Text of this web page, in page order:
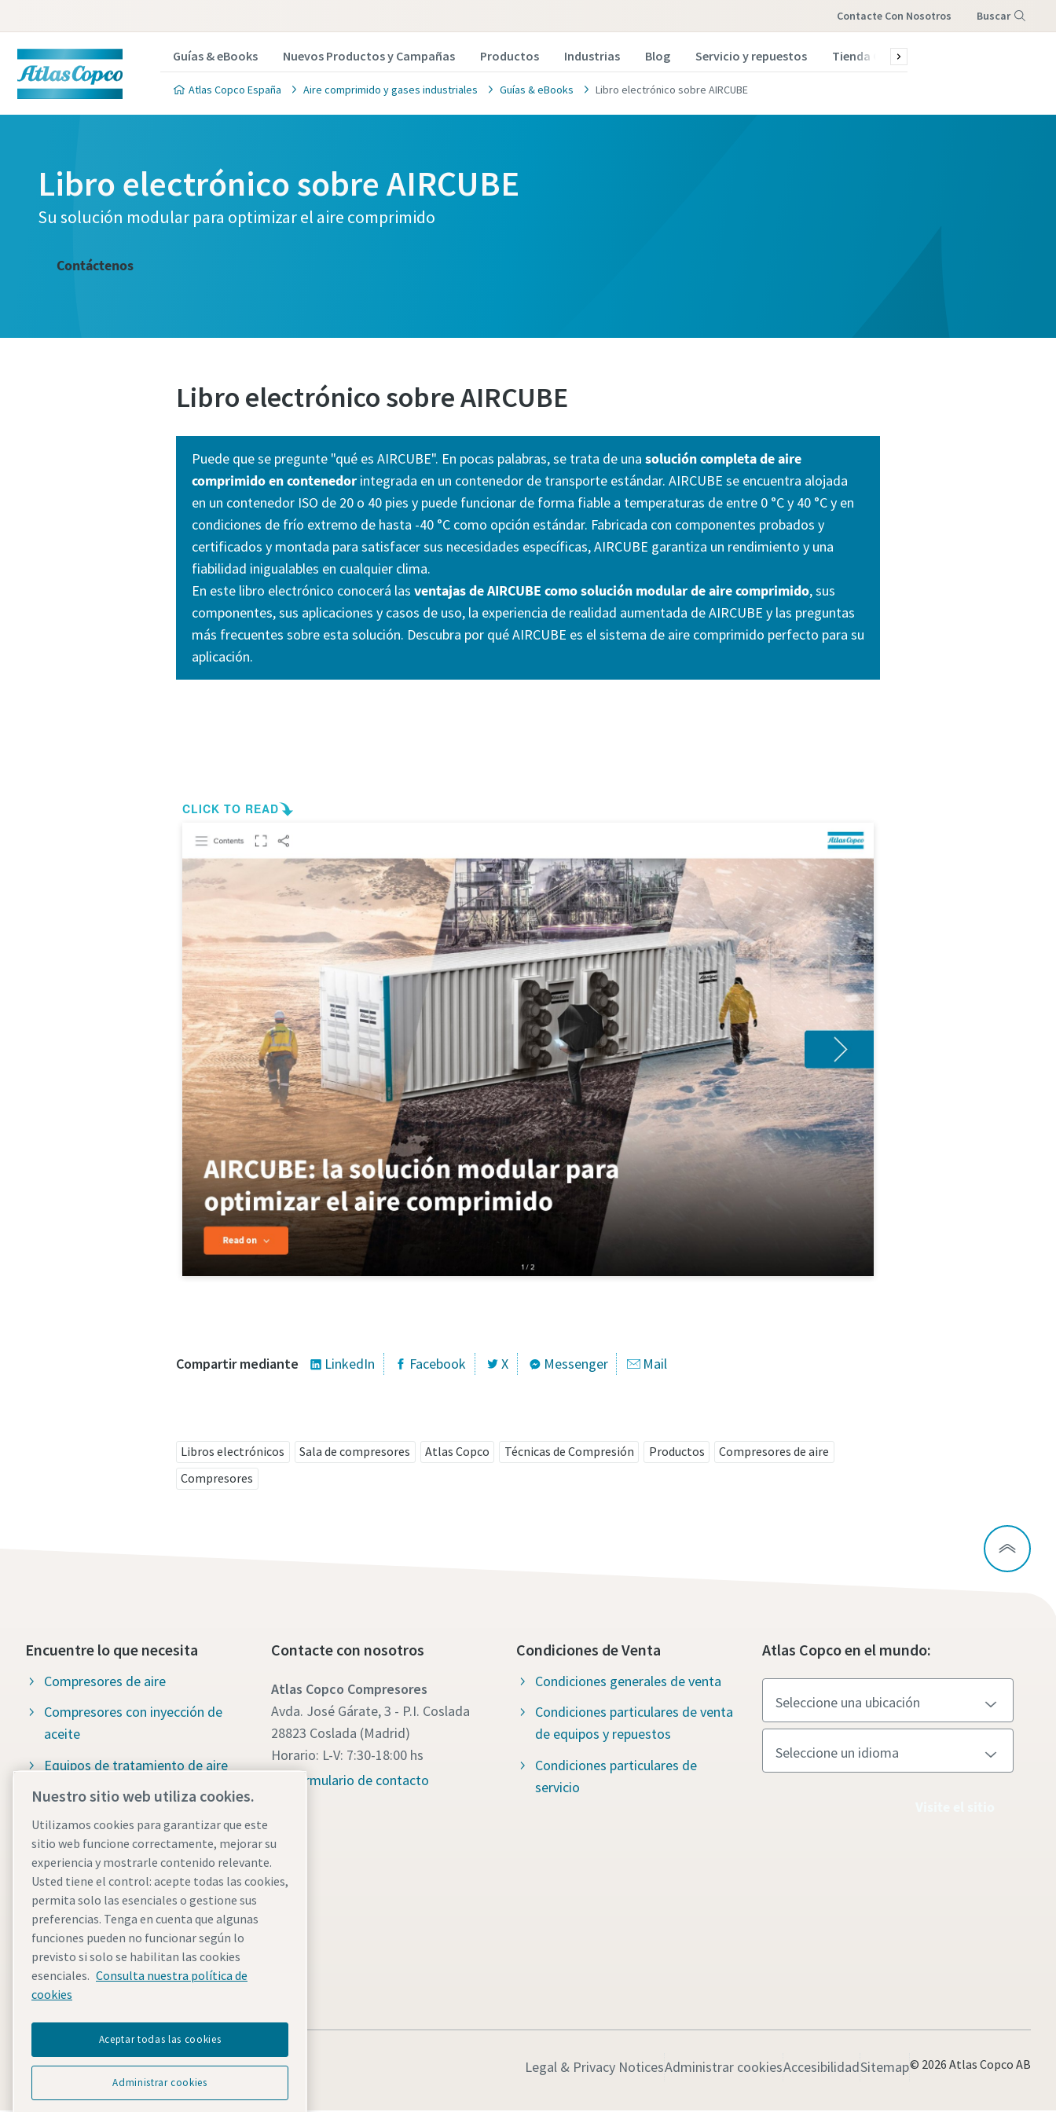
Contacte Con Nosotros Buscar
Guías & eBooks Nuevos Productos y Campañas Productos Industrias Blog Servicio y repuestos Tienda Online
Atlas Copco España Aire comprimido y gases industriales Guías & eBooks Libro electrónico sobre AIRCUBE
Libro electrónico sobre AIRCUBE
Su solución modular para optimizar el aire comprimido
Contáctenos
Libro electrónico sobre AIRCUBE
Puede que se pregunte "qué es AIRCUBE". En pocas palabras, se trata de una solución completa de aire
comprimido en contenedor integrada en un contenedor de transporte estándar. AIRCUBE se encuentra alojada
en un contenedor ISO de 20 o 40 pies y puede funcionar de forma fiable a temperaturas de entre 0 °C y 40 °C y en
condiciones de frío extremo de hasta -40 °C como opción estándar. Fabricada con componentes probados y
certificados y montada para satisfacer sus necesidades específicas, AIRCUBE garantiza un rendimiento y una
fiabilidad inigualables en cualquier clima.
En este libro electrónico conocerá las ventajas de AIRCUBE como solución modular de aire comprimido, sus
componentes, sus aplicaciones y casos de uso, la experiencia de realidad aumentada de AIRCUBE y las preguntas
más frecuentes sobre esta solución. Descubra por qué AIRCUBE es el sistema de aire comprimido perfecto para su
aplicación.
Compartir mediante LinkedIn Facebook X Messenger Mail
Libros electrónicos Sala de compresores Atlas Copco Técnicas de Compresión Productos
Compresores de aire
Compresores
Encuentre lo que necesita
Compresores de aire
Compresores con inyección de
aceite
Equipos de tratamiento de aire
Generadores de nitrógeno y
oxígeno
Refrigeración industrial
Repuestos y servicio
Hojas de datos de seguridad
Consulte la información de
seguridad sobre el trabajo con
productos químicos
Contacte con nosotros
Atlas Copco Compresores
Avda. José Gárate, 3 - P.I. Coslada
28823 Coslada (Madrid)
Horario: L-V: 7:30-18:00 hs
Formulario de contacto
Condiciones de Venta
Condiciones generales de venta
Condiciones particulares de venta
de equipos y repuestos
Condiciones particulares de
servicio
Atlas Copco en el mundo:
Legal & Privacy NoticesAdministrar cookiesAccesibilidadSitemap© 2026 Atlas Copco AB
Nuestro sitio web utiliza cookies.
Utilizamos cookies para garantizar que este
sitio web funcione correctamente, mejorar su
experiencia y mostrarle contenido relevante.
Usted tiene el control: acepte todas las cookies,
permita solo las esenciales o gestione sus
preferencias. Tenga en cuenta que algunas
funciones pueden no funcionar según lo
previsto si solo se habilitan las cookies
esenciales. Consulta nuestra política de
cookies
Aceptar todas las cookies
Administrar cookies